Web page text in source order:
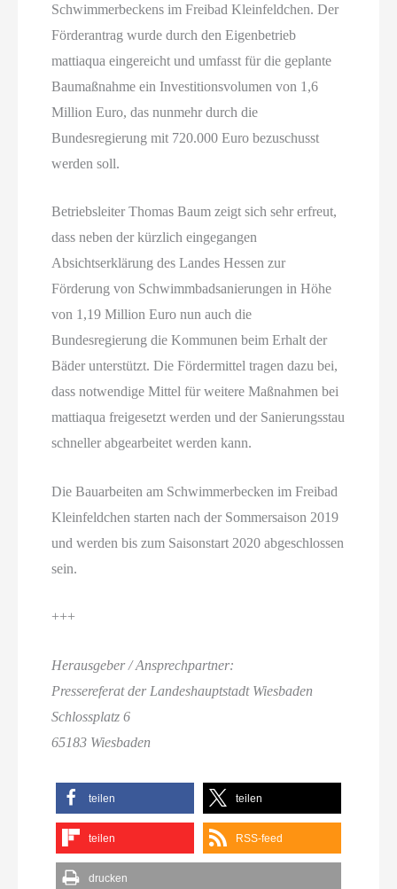
Schwimmerbeckens im Freibad Kleinfeldchen. Der
Förderantrag wurde durch den Eigenbetrieb
mattiaqua eingereicht und umfasst für die geplante
Baumaßnahme ein Investitionsvolumen von 1,6
Million Euro, das nunmehr durch die
Bundesregierung mit 720.000 Euro bezuschusst
werden soll.
Betriebsleiter Thomas Baum zeigt sich sehr erfreut,
dass neben der kürzlich eingegangen
Absichtserklärung des Landes Hessen zur
Förderung von Schwimmbadsanierungen in Höhe
von 1,19 Million Euro nun auch die
Bundesregierung die Kommunen beim Erhalt der
Bäder unterstützt. Die Fördermittel tragen dazu bei,
dass notwendige Mittel für weitere Maßnahmen bei
mattiaqua freigesetzt werden und der Sanierungsstau
schneller abgearbeitet werden kann.
Die Bauarbeiten am Schwimmerbecken im Freibad
Kleinfeldchen starten nach der Sommersaison 2019
und werden bis zum Saisonstart 2020 abgeschlossen
sein.
+++
Herausgeber / Ansprechpartner:
Pressereferat der Landeshauptstadt Wiesbaden
Schlossplatz 6
65183 Wiesbaden
teilen teilen
teilen RSS-feed
drucken